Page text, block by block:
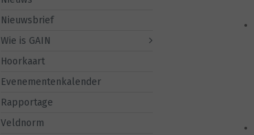
Nieuwsbrief
Wie is GAIN
Hoorkaart
Evenementenkalender
Rapportage
Veldnorm